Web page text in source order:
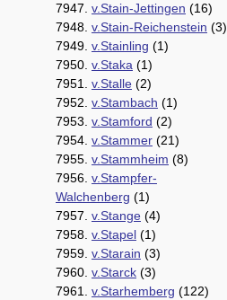
7947. v.Stain-Jettingen (16)
7948. v.Stain-Reichenstein (3)
7949. v.Stainling (1)
7950. v.Staka (1)
7951. v.Stalle (2)
7952. v.Stambach (1)
7953. v.Stamford (2)
7954. v.Stammer (21)
7955. v.Stammheim (8)
7956. v.Stampfer-
Walchenberg (1)
7957. v.Stange (4)
7958. v.Stapel (1)
7959. v.Starain (3)
7960. v.Starck (3)
7961. v.Starhemberg (122)